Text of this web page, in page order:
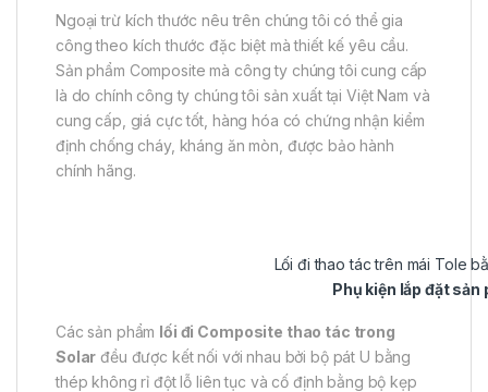
Ngoại trừ kích thước nêu trên chúng tôi có thể gia
công theo kích thước đặc biệt mà thiết kế yêu cầu.
Sản phẩm Composite mà công ty chúng tôi cung cấp
là do chính công ty chúng tôi sản xuất tại Việt Nam và
cung cấp, giá cực tốt, hàng hóa có chứng nhận kiểm
định chống cháy, kháng ăn mòn, được bảo hành
chính hãng.
Lối đi thao tác trên mái Tole
Phụ kiện lắp đặt sản
Các sản phẩm lối đi Composite thao tác trong
Solar đều được kết nối với nhau bởi bộ pát U bằng
thép không rỉ đột lỗ liên tục và cố định bằng bộ kẹp